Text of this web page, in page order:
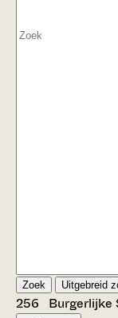
Zoek Uitgebreid
256 Burgerlijke